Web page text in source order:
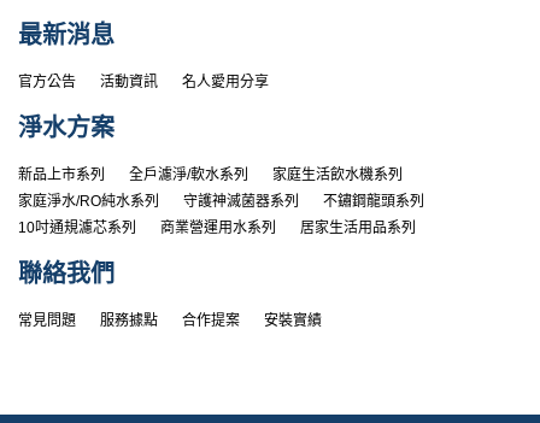
最新消息
官方公告 活動資訊 名人愛用分享
淨水方案
新品上市系列 全戶濾淨/軟水系列
家庭生活飲水機系列
家庭淨水/RO純水系列
守護神滅菌器系列
不鏽鋼龍頭系列
10吋通規濾芯系列
商業營運用水系列 居家生活用品系列
聯絡我們
常見問題 服務據點 合作提案 安裝實績